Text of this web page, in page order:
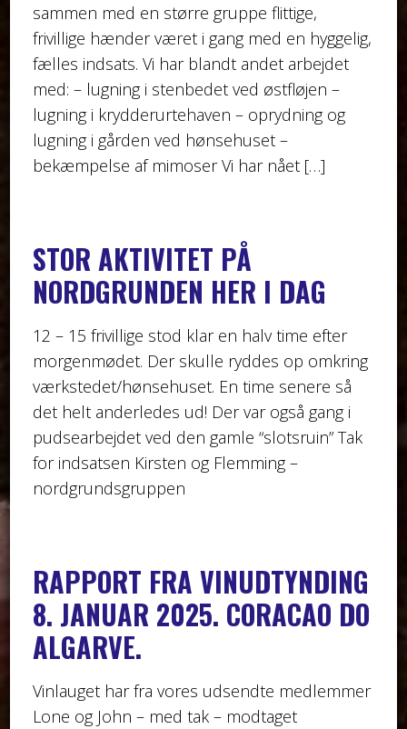
sammen med en større gruppe flittige,
frivillige hænder været i gang med en hyggelig,
fælles indsats. Vi har blandt andet arbejdet
med: – lugning i stenbedet ved østfløjen –
lugning i krydderurtehaven – oprydning og
lugning i gården ved hønsehuset –
bekæmpelse af mimoser Vi har nået […]
STOR AKTIVITET PÅ
NORDGRUNDEN HER I DAG
12 – 15 frivillige stod klar en halv time efter
morgenmødet. Der skulle ryddes op omkring
værkstedet/hønsehuset. En time senere så
det helt anderledes ud! Der var også gang i
pudsearbejdet ved den gamle “slotsruin” Tak
for indsatsen Kirsten og Flemming –
nordgrundsgruppen
RAPPORT FRA VINUDTYNDING
8. JANUAR 2025. CORACAO DO
ALGARVE.
Vinlauget har fra vores udsendte medlemmer
Lone og John – med tak – modtaget